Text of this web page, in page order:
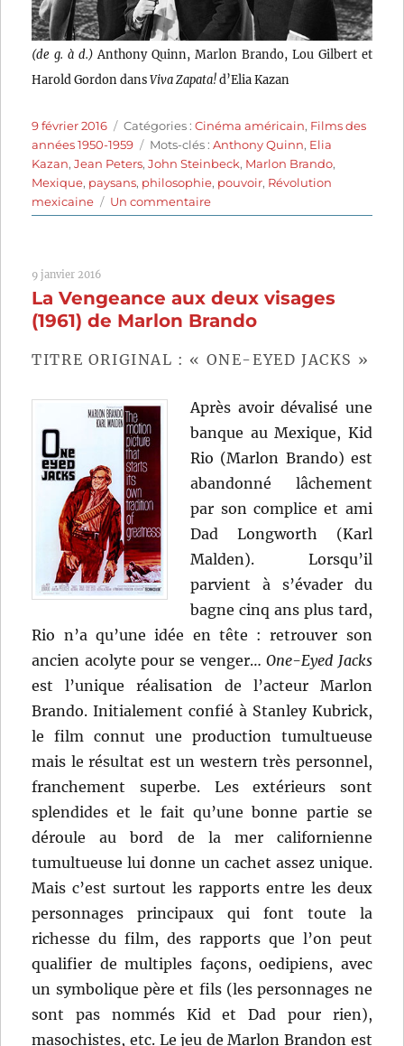
(de g. à d.) Anthony Quinn, Marlon Brando, Lou Gilbert et
Harold Gordon dansViva Zapata!d’Elia Kazan
Publié
le
9 février 2016 Catégories
Catégories :Cinéma américain, Films des
années 1950-1959
Étiquettes
Mots-clés :Anthony Quinn, Elia
Kazan,Jean Peters,John Steinbeck, Marlon Brando,
Mexique, paysans, philosophie, pouvoir, Révolution
mexicaine
Un commentairesur
Viva
Elia
Kazan
9 janvier 2016
La Vengeance aux deux visages
(1961) de Marlon Brando
TITRE ORIGINAL : « ONE-EYED JACKS »
Après avoir dévalisé une
banque au Mexique, Kid
Rio (Marlon Brando) est
abandonné lâchement
par son complice et ami
Dad Longworth (Karl
Malden). Lorsqu’il
parvient à s’évader du
bagne cinq ans plus tard,
Rio n’a qu’une idée en tête : retrouver son
ancien acolyte pour se venger…One-Eyed Jacks
est l’unique réalisation de l’acteur Marlon
Brando. Initialement confié à Stanley Kubrick,
le film connut une production tumultueuse
mais le résultat est un western très personnel,
franchement superbe. Les extérieurs sont
splendides et le fait qu’une bonne partie se
déroule au bord de la mer californienne
tumultueuse lui donne un cachet assez unique.
Mais c’est surtout les rapports entre les deux
personnages principaux qui font toute la
richesse du film, des rapports que l’on peut
qualifier de multiples façons, oedipiens, avec
un symbolique père et fils (les personnages ne
sont pas nommés Kid et Dad pour rien),
masochistes, etc. Le jeu de Marlon Brandon est